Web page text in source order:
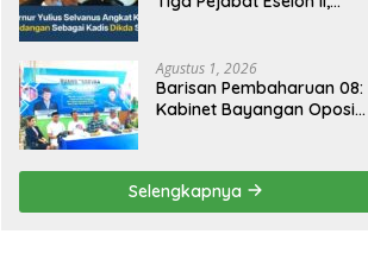
Agustus 1, 2026
Barisan Pembaharuan 08:
Kabinet Bayangan Oposisi
Asta Cita Prabowo-Gibran
Selengkapnya